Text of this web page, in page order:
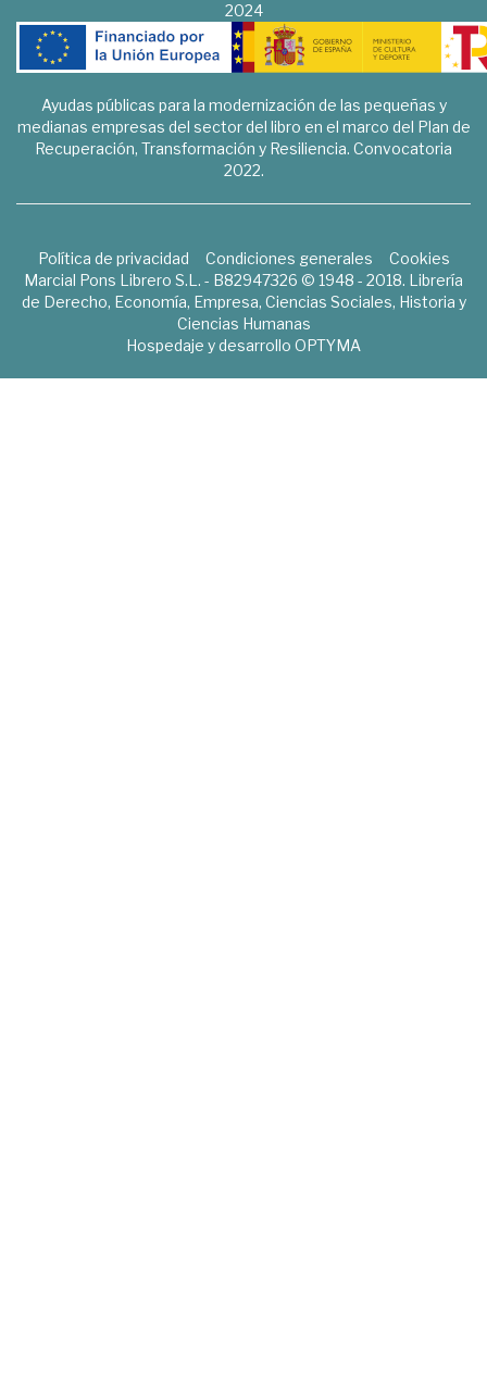
2024
Ayudas públicas para la modernización de las pequeñas y
medianas empresas del sector del libro en el marco del Plan de
Recuperación, Transformación y Resiliencia. Convocatoria
2022.
Política de privacidad Condiciones generales
Cookies
Marcial Pons Librero S.L. - B82947326 © 1948 - 2018. Librería
de Derecho, Economía, Empresa, Ciencias Sociales, Historia y
Ciencias Humanas
Hospedaje y desarrollo OPTYMA